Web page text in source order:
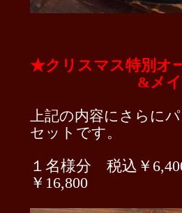
★クリスマス特別オ
&メイン
上記の内容にさらに
セットです。
１名様分 税込￥
￥16,800